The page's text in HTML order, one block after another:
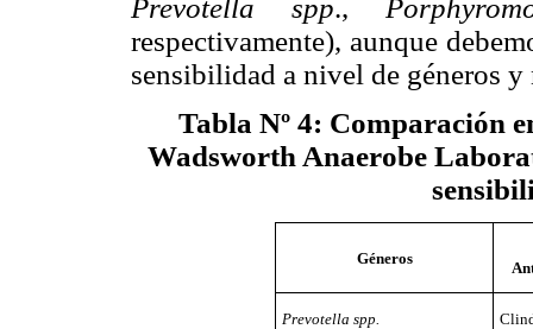
Prevotella spp.,
respectivamente), aunque
sensibilidad a nivel de géneros y
Tabla Nº 4: Comparación
Wadsworth Anaerobe
Géneros
Prevotella spp.